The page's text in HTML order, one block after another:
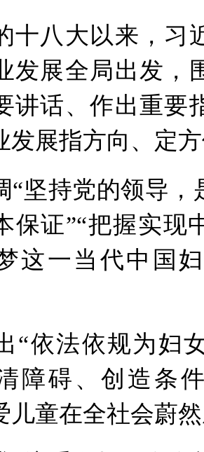
八大以来，习
发展全局出发，
讲话、作出重要
发展指方向、定
持党的领导，
保证”“把握实现
这一当代中国
法依规为妇女
障碍、创造条
儿童在全社会蔚